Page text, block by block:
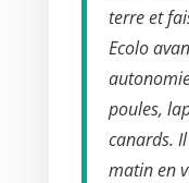
terre et
Ecolo
poules,
canards.
matin en